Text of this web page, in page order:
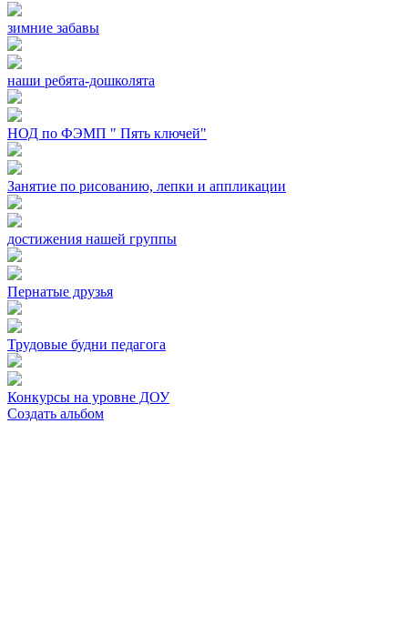
зимние забавы
наши ребята-дошколята
НОД по ФЭМП " Пять ключей"
Занятие по рисованию, лепки и аппликации
достижения нашей группы
Пернатые друзья
Трудовые будни педагога
Конкурсы на уровне ДОУ
Создать альбом